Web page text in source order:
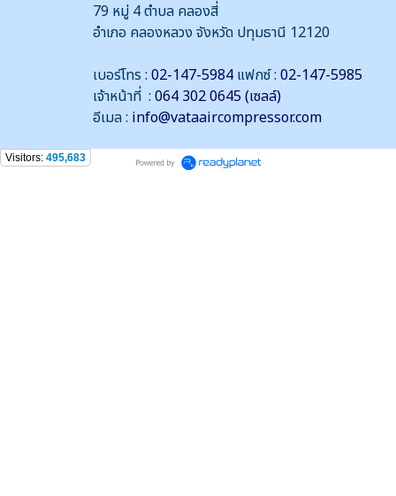
79 หมู่ 4 ตำบล คลองสี่
อำเภอ คลองหลวง จังหวัด ปทุมธานี 12120
เบอร์โทร : 02-147-5984 แฟกซ์ : 02-147-5985
เจ้าหน้าที่ : 064 302 0645 (เซลล์)
อีเมล : info@vataaircompressor.com
Visitors: 495,683